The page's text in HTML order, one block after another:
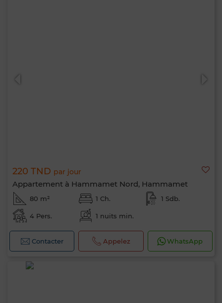
220 TND par jour
Appartement à Hammamet Nord, Hammamet
80 m² 1 Ch. 1 Sdb.
4 Pers. 1 nuits min.
Contacter Appelez WhatsApp